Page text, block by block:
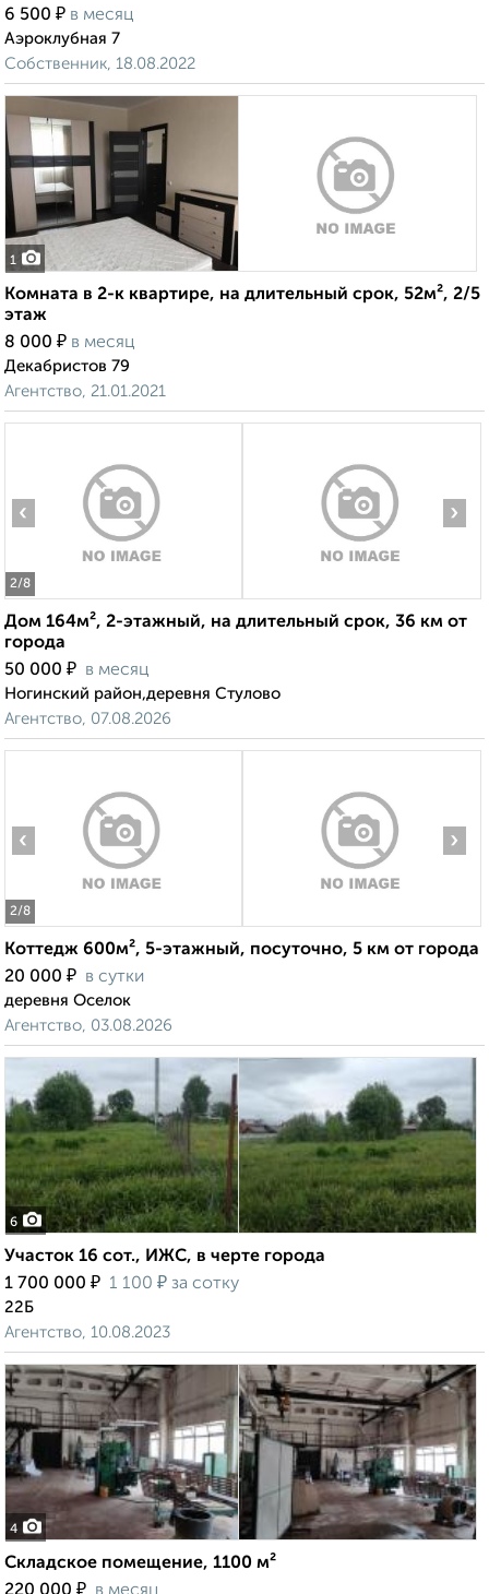
6 500 ₽ в месяц
Аэроклубная 7
Собственник, 18.08.2022
1
Комната в 2-к квартире, на длительный срок, 52м², 2/5
этаж
8 000 ₽ в месяц
Декабристов 79
Агентство, 21.01.2021
2/8
‹ ›
Дом 164м², 2-этажный, на длительный срок, 36 км от
города
50 000 ₽ в месяц
Ногинский район,деревня Стулово
Агентство, 07.08.2026
2/8
‹ ›
Коттедж 600м², 5-этажный, посуточно, 5 км от города
20 000 ₽ в сутки
деревня Оселок
Агентство, 03.08.2026
6
Участок 16 сот., ИЖС, в черте города
1 700 000 ₽ 1 100 ₽ за сотку
22Б
Агентство, 10.08.2023
4
Складское помещение, 1100 м²
₽